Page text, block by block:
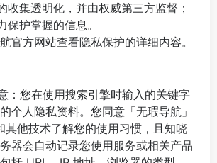
收集透明化，并由权威第三方监督；
护掌握的信息。
官方网站查看隐私保护的详细内容。
：您在使用搜索引擎时输入的关键字
个人隐私资料。您同意「无瑕导航」
他技术了解您的使用习惯，且知晓
务器会自动记录您使用服务或相关产品